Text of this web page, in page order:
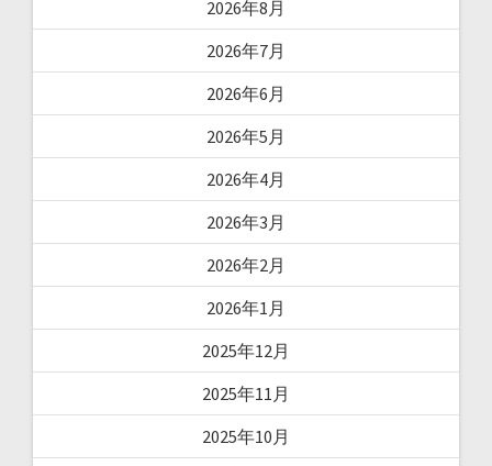
2026年8月
2026年7月
2026年6月
2026年5月
2026年4月
2026年3月
2026年2月
2026年1月
2025年12月
2025年11月
2025年10月